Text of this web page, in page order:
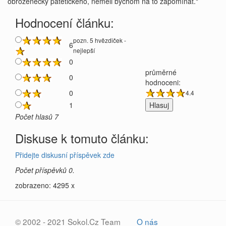
Hodnocení článku:
6pozn. 5 hvězdiček -
nejlepší
0
0
průměrné
hodnoceni:
0
4.4
1
Počet hlasů 7
Diskuse k tomuto článku:
Přidejte diskusní příspěvek zde
Počet příspěvků 0.
zobrazeno: 4295 x
© 2002 - 2021 Sokol.Cz Team O nás